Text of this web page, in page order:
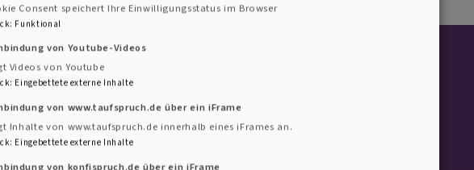
mit Informationen zu staatlichen Hilfen
Consent speichert Ihre Einwilligungsstatus im Browser
: Funktional
von Youtube-Videos
Videos von Youtube
: Eingebettete externe Inhalte
von www.taufspruch.de über ein iFrame
Inhalte von www.taufspruch.de innerhalb eines iFrames an.
: Eingebettete externe Inhalte
von konfispruch.de über ein iFrame